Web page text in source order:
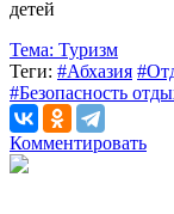
детей
Тема: Туризм
Теги: #Абхазия
#Безопасность
Комментировать